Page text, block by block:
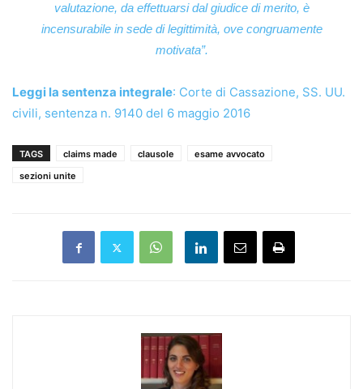
valutazione, da effettuarsi dal giudice di merito, è
incensurabile in sede di legittimità, ove congruamente
motivata”.
Leggi la sentenza integrale: Corte di Cassazione, SS. UU.
civili, sentenza n. 9140 del 6 maggio 2016
TAGS claims made clausole
esame avvocato
sezioni unite